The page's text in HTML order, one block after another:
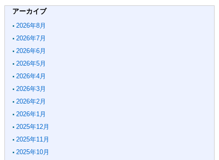
アーカイブ
2026年8月
2026年7月
2026年6月
2026年5月
2026年4月
2026年3月
2026年2月
2026年1月
2025年12月
2025年11月
2025年10月